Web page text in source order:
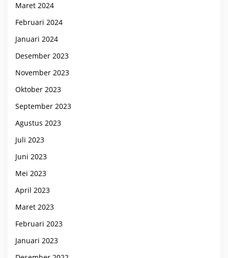
Maret 2024
Februari 2024
Januari 2024
Desember 2023
November 2023
Oktober 2023
September 2023
Agustus 2023
Juli 2023
Juni 2023
Mei 2023
April 2023
Maret 2023
Februari 2023
Januari 2023